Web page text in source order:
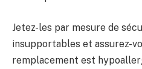
Jetez-les par mesure de
insupportables et assurez-
remplacement est